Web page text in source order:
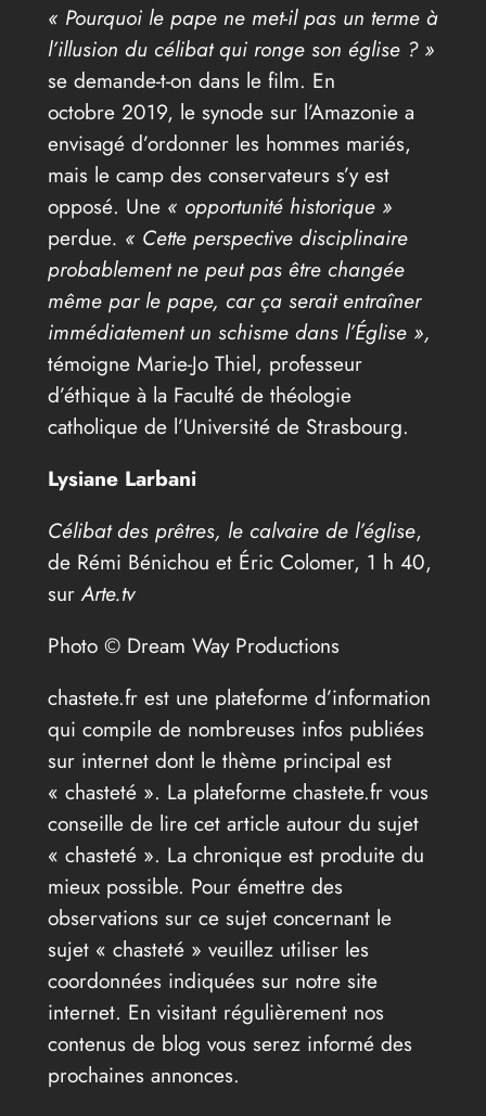
« Pourquoi le pape ne met-il pas un terme à
l’illusion du célibat qui ronge son église ? »
se demande-t-on dans le film. En
octobre 2019, le synode sur l’Amazonie a
envisagé d’ordonner les hommes mariés,
mais le camp des conservateurs s’y est
opposé. Une « opportunité historique »
perdue. « Cette perspective disciplinaire
probablement ne peut pas être changée
même par le pape, car ça serait entraîner
immédiatement un schisme dans l’Église »,
témoigne Marie-Jo Thiel, professeur
d’éthique à la Faculté de théologie
catholique de l’Université de Strasbourg.
Lysiane Larbani
Célibat des prêtres, le calvaire de l’église,
de Rémi Bénichou et Éric Colomer, 1 h 40,
surArte.tv
Photo © Dream Way Productions
chastete.fr est une plateforme d’information
qui compile de nombreuses infos publiées
sur internet dont le thème principal est
« chasteté ». La plateforme chastete.fr vous
conseille de lire cet article autour du sujet
« chasteté ». La chronique est produite du
mieux possible. Pour émettre des
observations sur ce sujet concernant le
sujet « chasteté » veuillez utiliser les
coordonnées indiquées sur notre site
internet. En visitant régulièrement nos
contenus de blog vous serez informé des
prochaines annonces.